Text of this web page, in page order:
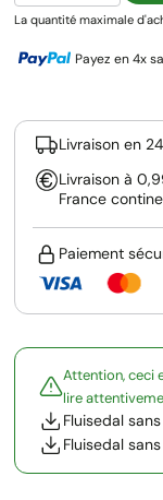
La quantité maximale
Payez en 4x
Livraison en
Livraison à
France
Paiement
Attention, ceci
lire
Fluisedal
Fluisedal